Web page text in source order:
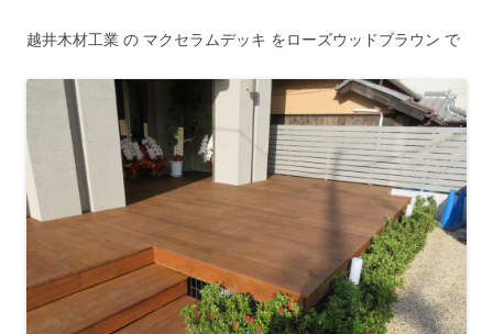
越井木材工業 の マクセラムデッキ をローズウッドブラウン で